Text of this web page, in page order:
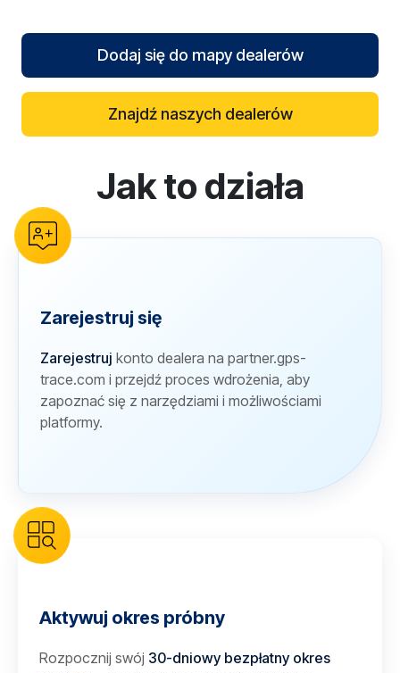
Dodaj się do mapy dealerów
Znajdź naszych dealerów
reCAPTCHA verificationJak to działa
Zarejestruj się
Zarejestruj konto dealera na partner.gps-
trace.com i przejdź proces wdrożenia, aby
zapoznać się z narzędziami i możliwościami
platformy.
Aktywuj okres próbny
Rozpocznij swój 30-dniowy bezpłatny okres